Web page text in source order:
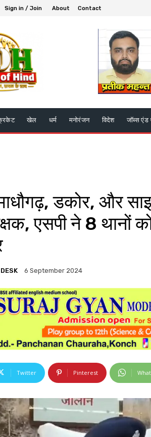
Sign in / Join About Contact
खेल धर्म मनोरंजन विदेश जॉब्स
माधौगढ़, डकोर, और
एसपी ने 8 थानों
6 September 2024
Twitter Pinterest